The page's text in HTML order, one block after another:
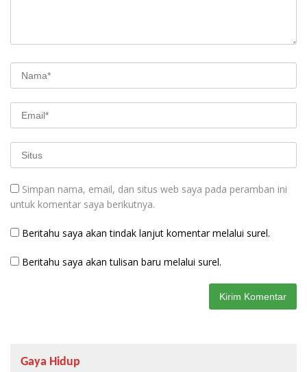
Simpan nama, email, dan situs web saya pada peramban ini
untuk komentar saya berikutnya.
Beritahu saya akan tindak lanjut komentar melalui surel.
Beritahu saya akan tulisan baru melalui surel.
Gaya Hidup